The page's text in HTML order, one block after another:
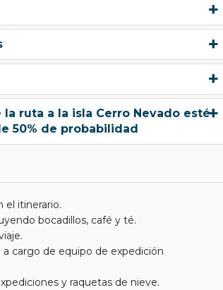
ruta a la isla Cerro Nevado esté
50% de probabilidad
el itinerario.
bocadillos, café y té.
cargo de equipo de expedición
y raquetas de nieve.